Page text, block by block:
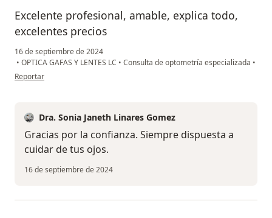
Excelente profesional, amable, explica todo,
excelentes precios
16 de septiembre de 2024
• OPTICA GAFAS Y LENTES LC • Consulta de optometría especializada •
en opinión del usuario Cesar Borrero
Reportar
Dra. Sonia Janeth Linares Gomez
Gracias por la confianza. Siempre dispuesta a
cuidar de tus ojos.
16 de septiembre de 2024